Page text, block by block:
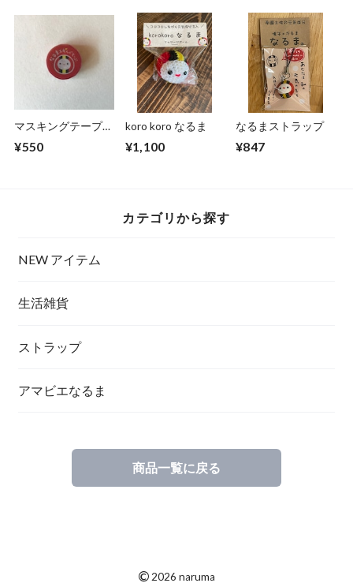
マスキングテープ
赤）
¥550
koro koro なるま
¥1,100
なるまストラップ
¥847
カテゴリから探す
NEW アイテム
生活雑貨
ストラップ
アマビエなるま
商品一覧に戻る
© 2026 naruma